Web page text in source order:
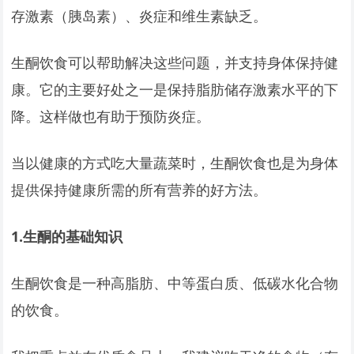
存激素（胰岛素）、炎症和维生素缺乏。
生酮饮食可以帮助解决这些问题，并支持身体保持健
康。它的主要好处之一是保持脂肪储存激素水平的下
降。这样做也有助于预防炎症。
当以健康的方式吃大量蔬菜时，生酮饮食也是为身体
提供保持健康所需的所有营养的好方法。
1.生酮的基础知识
生酮饮食是一种高脂肪、中等蛋白质、低碳水化合物
的饮食。